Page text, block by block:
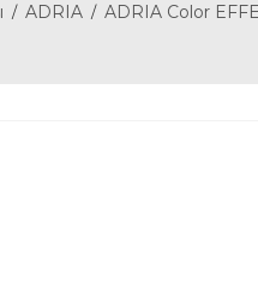
/ ADRIA / ADRIA Color